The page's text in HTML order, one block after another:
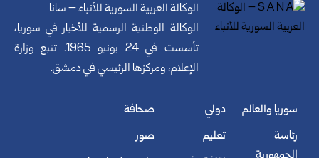
الوكالة العربية السورية للأنباء – سانا
الوكالة الوطنية الرسمية للأخبار في سوريا،
تأسست في 24 يونيو 1965. تتبع وزارة
الإعلام، ومركزها الرئيسي في دمشق.
سوريا والعالم
رئاسة
دولي
تعليم
صحافة
صور